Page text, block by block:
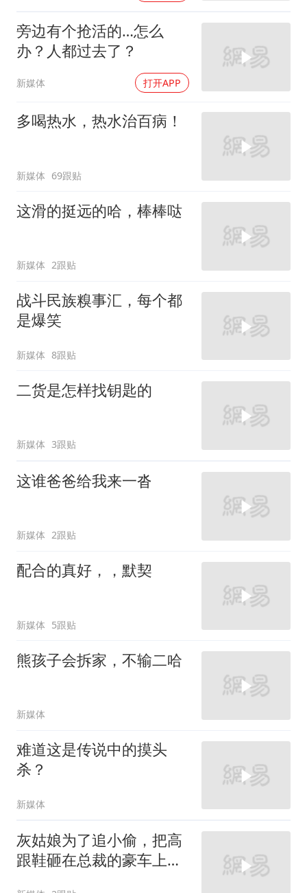
旁边有个抢活的…怎么
办？人都过去了？
新媒体 打开APP
多喝热水，热水治百病！
新媒体 69跟贴
这滑的挺远的哈，棒棒哒
新媒体 2跟贴
战斗民族糗事汇，每个都
是爆笑
新媒体 8跟贴
二货是怎样找钥匙的
新媒体 3跟贴
这谁爸爸给我来一沓
新媒体 2跟贴
配合的真好，，默契
新媒体 5跟贴
熊孩子会拆家，不输二哈
新媒体
难道这是传说中的摸头
杀？
新媒体
灰姑娘为了追小偷，把高
跟鞋砸在总裁的豪车上，